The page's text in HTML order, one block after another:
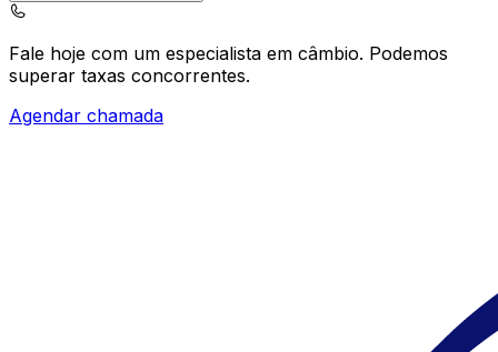
Fale hoje com um especialista em câmbio. Podemos
superar taxas concorrentes.
Agendar chamada